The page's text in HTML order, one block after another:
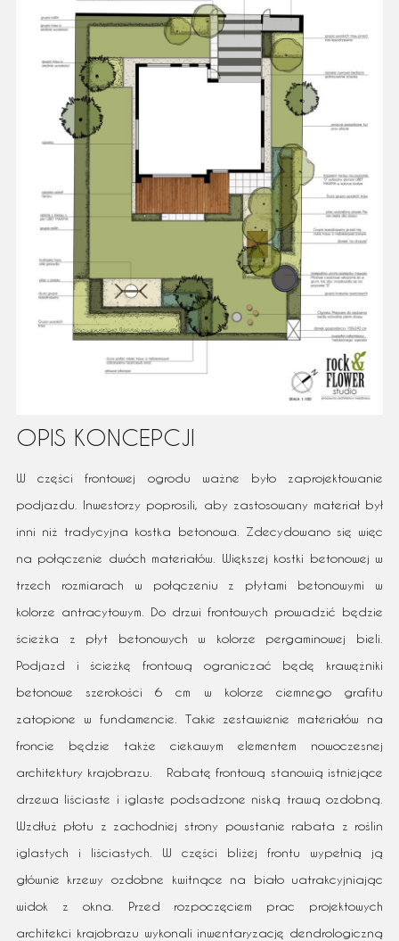
OPIS KONCEPCJI
W części frontowej ogrodu ważne było zaprojektowanie
podjazdu. Inwestorzy poprosili, aby zastosowany materiał był
inni niż tradycyjna kostka betonowa. Zdecydowano się więc
na połączenie dwóch materiałów. Większej kostki betonowej w
trzech rozmiarach w połączeniu z płytami betonowymi w
kolorze antracytowym. Do drzwi frontowych prowadzić będzie
ścieżka z płyt betonowych w kolorze pergaminowej bieli.
Podjazd i ścieżkę frontową ograniczać będę krawężniki
betonowe szerokości 6 cm w kolorze ciemnego grafitu
zatopione w fundamencie. Takie zestawienie materiałów na
froncie będzie także ciekawym elementem nowoczesnej
architektury krajobrazu. Rabatę frontową stanowią istniejące
drzewa liściaste i iglaste podsadzone niską trawą ozdobną.
Wzdłuż płotu z zachodniej strony powstanie rabata z roślin
iglastych i liściastych. W części bliżej frontu wypełnią ją
głównie krzewy ozdobne kwitnące na biało uatrakcyjniając
widok z okna. Przed rozpoczęciem prac projektowych
architekci krajobrazu wykonali inwentaryzację dendrologiczną